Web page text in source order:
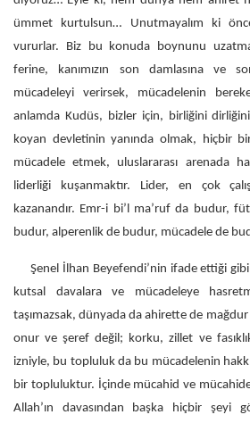
ümmet kurtulsun… Unutmayalım ki
vururlar. Biz bu konuda boynunu
ferine, kanımızın son damlasına ve
mücadeleyi verirsek, mücadelenin
anlamda Kudüs, bizler için, birliğini
koyan devletinin yanında olmak, hiçbir
mücadele etmek, uluslararası arenada
liderliği kuşanmaktır. Lider, en çok
kazanandır. Emr-i bi’l ma’ruf da budur,
budur, alperenlik de budur, mücadele de
Şenel İlhan Beyefendi’nin ifade ettiği
kutsal davalara ve mücadeleye
taşımazsak, dünyada da ahirette de
onur ve şeref değil; korku, zillet ve
izniyle, bu topluluk da bu mücadelenin
bir topluluktur. İçinde mücahid ve
Allah’ın davasından başka hiçbir şeyi